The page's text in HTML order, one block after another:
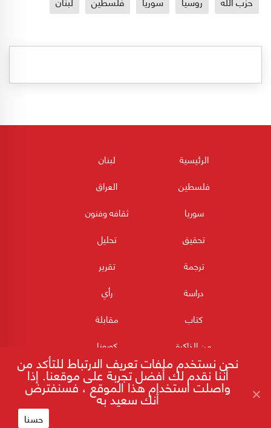
الرئيسية
لبنان
فلسطين
العراق
سوريا
ثقافه وفنون
تحقيق
تحليل
ترجمة
تقرير
دراسة
رأي
كتاب
مقابلة
من الذاكرة
كورونا
نحن نستخدم ملفات تعريف الارتباط للتأكد من
أننا نقدم لك أفضل تجربة على موقعنا. إذا
واصلت استخدام هذا الموقع ، فسنفترض
أنك سعيد به
حسنا